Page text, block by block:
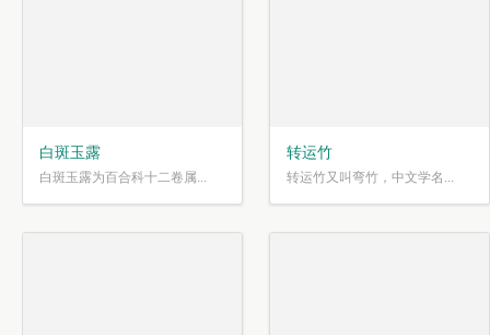
白斑玉露
白斑玉露为百合科十二卷属...
转运竹
转运竹又叫弯竹，中文学名...